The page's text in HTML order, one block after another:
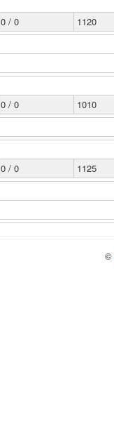
0 / 0 1120
0 / 0 1010
0 / 0 1125
©